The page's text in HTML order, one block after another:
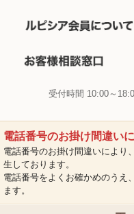
受付時間 10:00～
電話番号のお掛け間違い
電話番号のお掛け間違いにより
生しております。
電話番号をよくお確かめのうえ
ます。